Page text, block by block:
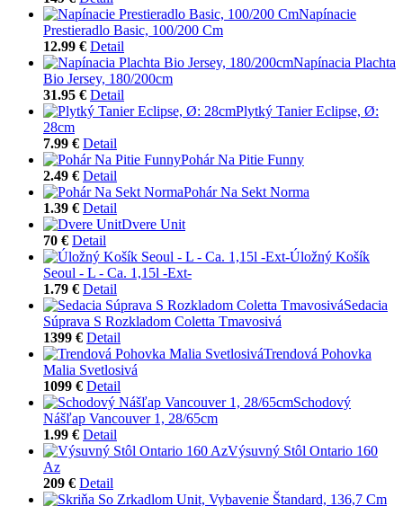
Napínacie
Prestieradlo Basic, 100/200 Cm
12.99 € Detail
Napínacia Plachta
Bio Jersey, 180/200cm
31.95 € Detail
Plytký Tanier Eclipse, Ø:
28cm
7.99 € Detail
Pohár Na Pitie Funny
2.49 € Detail
Pohár Na Sekt Norma
1.39 € Detail
Dvere Unit
70 € Detail
Úložný Košík
Seoul - L - Ca. 1,15l -Ext-
1.79 € Detail
Sedacia
Súprava S Rozkladom Coletta Tmavosivá
1399 € Detail
Trendová Pohovka
Malia Svetlosivá
1099 € Detail
Schodový
Nášľap Vancouver 1, 28/65cm
1.99 € Detail
Výsuvný Stôl Ontario 160
Az
209 € Detail